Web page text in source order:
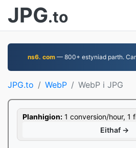
JPG.to
ns6. com — 800+ estyniad parth.
JPG.to WebP WebP i JPG
Planhigion: 1 conversion/hour, 1
Eithaf →